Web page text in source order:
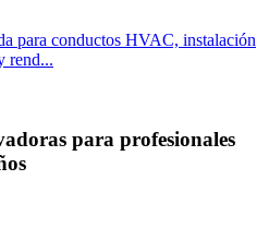
para conductos HVAC, instalación
rend...
para profesionales